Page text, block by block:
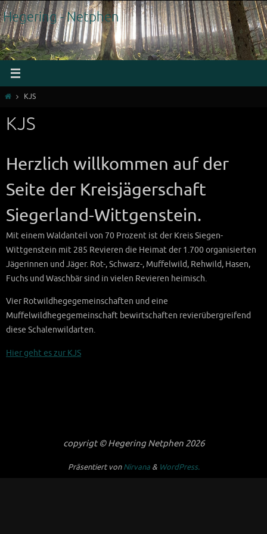
Zum
Inhalt
springen
Hegering - Netphen
StartKJS
KJS
Herzlich willkommen auf der
Seite der Kreisjägerschaft
Siegerland-Wittgenstein.
Mit einem Waldanteil von 70 Prozent ist der Kreis Siegen-
Wittgenstein mit 285 Revieren die Heimat der 1.700 organisierten
Jägerinnen und Jäger. Rot-, Schwarz-, Muffelwild, Rehwild, Hasen,
Fuchs und Waschbär sind in vielen Revieren heimisch.
Vier Rotwildhegegemeinschaften und eine
Muffelwildhegegemeinschaft bewirtschaften revierübergreifend
diese Schalenwildarten.
Hier geht es zur KJS
copyrigt © Hegering Netphen 2026
Präsentiert vonNirvana& WordPress.